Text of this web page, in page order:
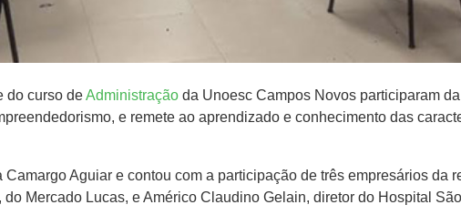
do curso deAdministração da Unoesc Campos Novos participaram
e remete ao aprendizado e conhecimento das
Aguiar e contou com a participação de três empresários da
Mercado Lucas, e Américo Claudino Gelain, diretor do Hospital